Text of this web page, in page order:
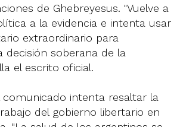
de Ghebreyesus. "Vuelve a
a la evidencia e intenta usar
extraordinario para
decisión soberana de la
el escrito oficial.
comunicado intenta resaltar la
del gobierno libertario en